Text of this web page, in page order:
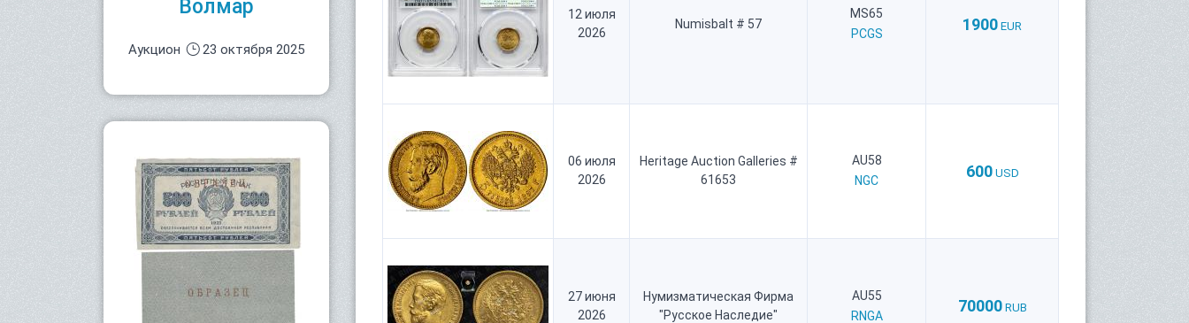
Волмар
Аукцион 23 октября 2025
12 июля
2026
Numisbalt # 57
MS65
PCGS
1900 EUR
06 июля
2026
Heritage Auction Galleries #
61653
AU58
NGC
600 USD
27 июня
2026
Нумизматическая Фирма
"Русское Наследие"
AU55
RNGA
70000 RUB